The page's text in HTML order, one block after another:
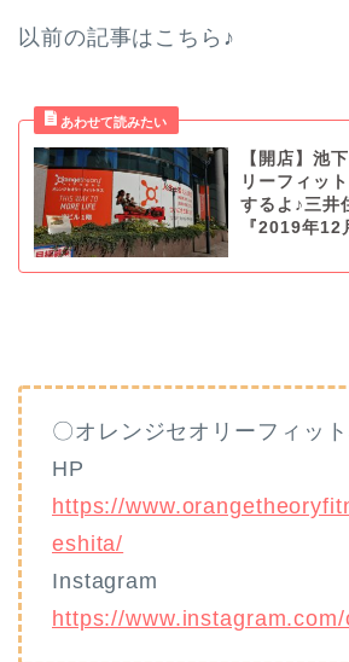
以前の記事はこちら♪
【開店】池
リーフィッ
するよ♪三井
『2019年12
〇オレンジセオリーフィッ
HP
https://
eshita/
Instagram
https://